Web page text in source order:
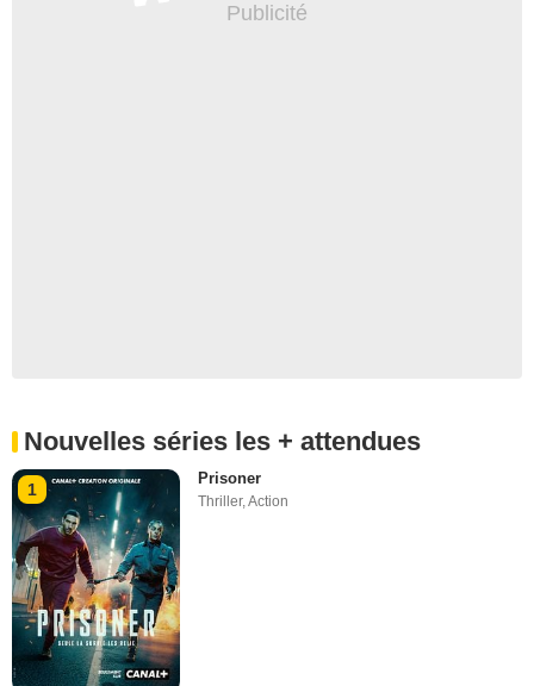
Nouvelles séries les + attendues
1
Prisoner
Thriller,Action